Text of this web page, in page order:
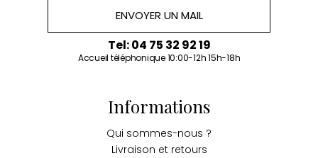
ENVOYER UN MAIL
Tel: 04 75 32 92 19
Accueil téléphonique 10:00-12h 15h-18h
Informations
Qui sommes-nous ?
Livraison et retours